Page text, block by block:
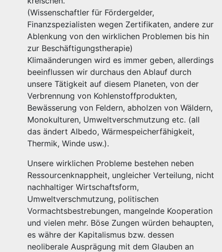
(Wissenschaftler für Fördergelder,
Finanzspezialisten wegen Zertifikaten, andere zur
Ablenkung von den wirklichen Problemen bis hin
zur Beschäftigungstherapie)
Klimaänderungen wird es immer geben, allerdings
beeinflussen wir durchaus den Ablauf durch
unsere Tätigkeit auf diesem Planeten, von der
Verbrennung von Kohlenstoffprodukten,
Bewässerung von Feldern, abholzen von Wäldern,
Monokulturen, Umweltverschmutzung etc. (all
das ändert Albedo, Wärmespeicherfähigkeit,
Thermik, Winde usw.).
Unsere wirklichen Probleme bestehen neben
Ressourcenknappheit, ungleicher Verteilung, nicht
nachhaltiger Wirtschaftsform,
Umweltverschmutzung, politischen
Vormachtsbestrebungen, mangelnde Kooperation
und vielen mehr. Böse Zungen würden behaupten,
es währe der Kapitalismus bzw. dessen
neoliberale Ausprägung mit dem Glauben an